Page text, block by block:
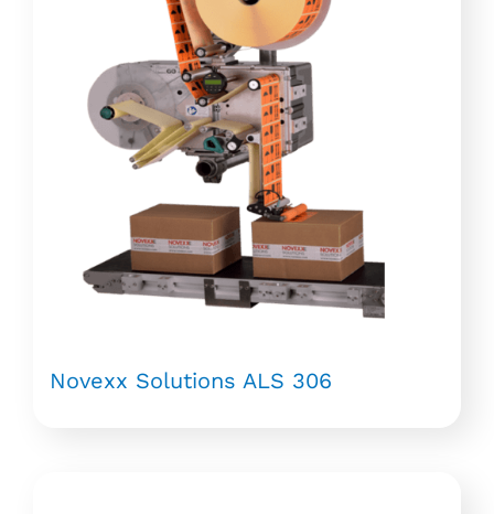
Novexx Solutions ALS 306